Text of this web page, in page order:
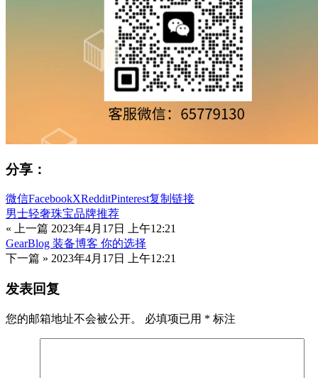
分享：
微信FacebookXRedditPinterest复制链接
男士轻奢珠宝品牌推荐
« 上一篇 2023年4月17日 上午12:21
GearBlog 装备博客 你的选择
下一篇 » 2023年4月17日 上午12:21
发表回复
您的邮箱地址不会被公开。 必填项已用 * 标注